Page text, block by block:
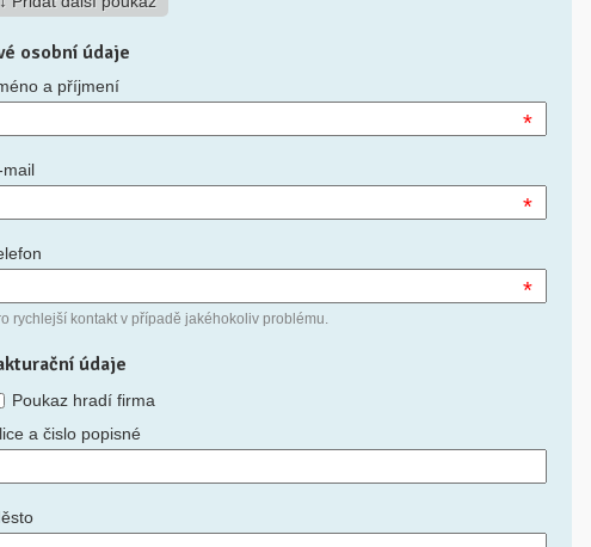
osobní údaje
a příjmení
*
mail
*
*
rychlejší kontakt v případě jakéhokoliv problému.
údaje
Poukaz hradí firma
a čislo popisné